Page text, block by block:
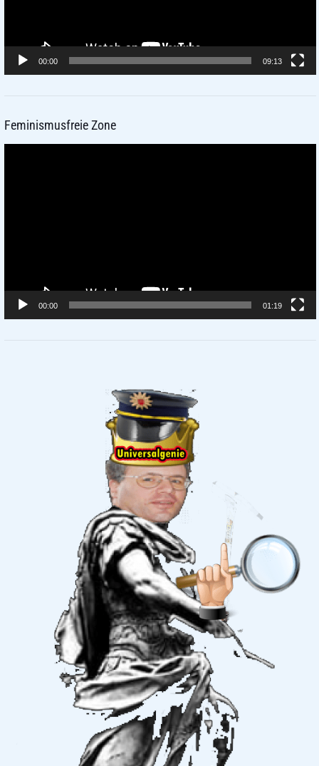
00:00 09:13
Feminismusfreie Zone
00:00 01:19